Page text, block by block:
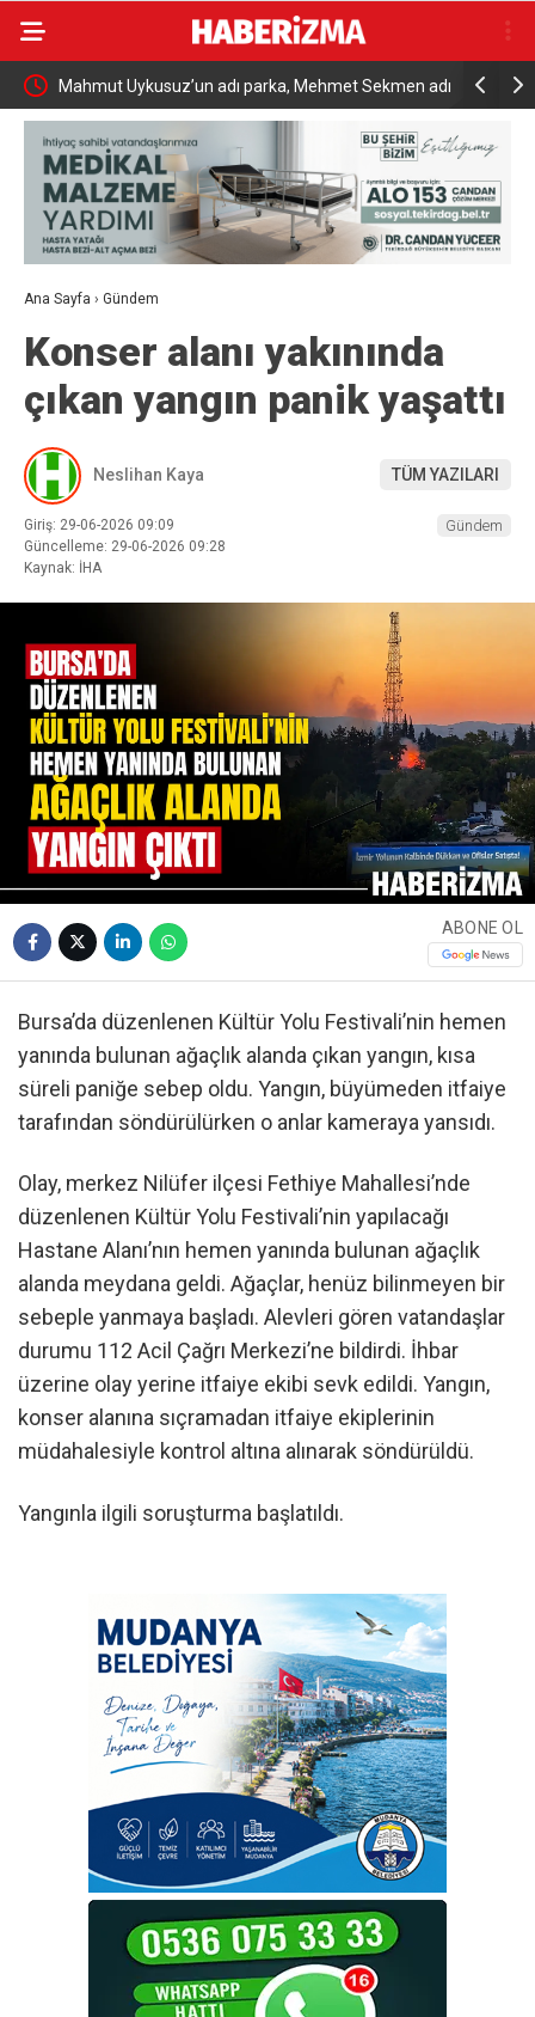
adı Yangına müdahale ederken yüksekten düşen itfaiye
eri tedavi altında Savunma
Ana Sayfa › Gündem
Konser alanı yakınında
çıkan yangın panik yaşattı
Neslihan Kaya TÜM YAZILARI
Giriş: 29-06-2026 09:09
Güncelleme: 29-06-2026 09:28
Kaynak: İHA
Gündem
ABONE OL
Bursa’da düzenlenen Kültür Yolu Festivali’nin hemen
yanında bulunan ağaçlık alanda çıkan yangın, kısa
süreli paniğe sebep oldu. Yangın, büyümeden itfaiye
tarafından söndürülürken o anlar kameraya yansıdı.
Olay, merkez Nilüfer ilçesi Fethiye Mahallesi’nde
düzenlenen Kültür Yolu Festivali’nin yapılacağı
Hastane Alanı’nın hemen yanında bulunan ağaçlık
alanda meydana geldi. Ağaçlar, henüz bilinmeyen bir
sebeple yanmaya başladı. Alevleri gören vatandaşlar
durumu 112 Acil Çağrı Merkezi’ne bildirdi. İhbar
üzerine olay yerine itfaiye ekibi sevk edildi. Yangın,
konser alanına sıçramadan itfaiye ekiplerinin
müdahalesiyle kontrol altına alınarak söndürüldü.
Yangınla ilgili soruşturma başlatıldı.